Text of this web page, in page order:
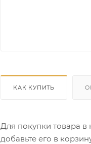
КАК КУПИТЬ
Для покупки товара
добавьте его в